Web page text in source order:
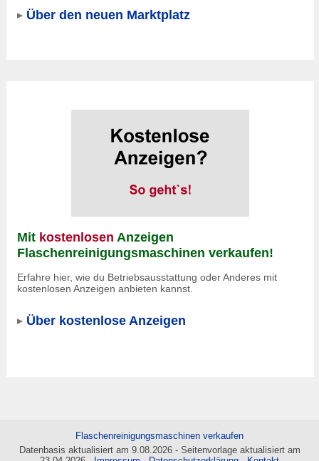
Über den neuen Marktplatz
Mit kostenlosen Anzeigen
Flaschenreinigungsmaschinen verkaufen!
Erfahre hier, wie du Betriebsausstattung oder Anderes mit
kostenlosen Anzeigen anbieten kannst.
Über kostenlose Anzeigen
Flaschenreinigungsmaschinen verkaufen
Datenbasis aktualisiert am 9.08.2026 - Seitenvorlage aktualisiert am